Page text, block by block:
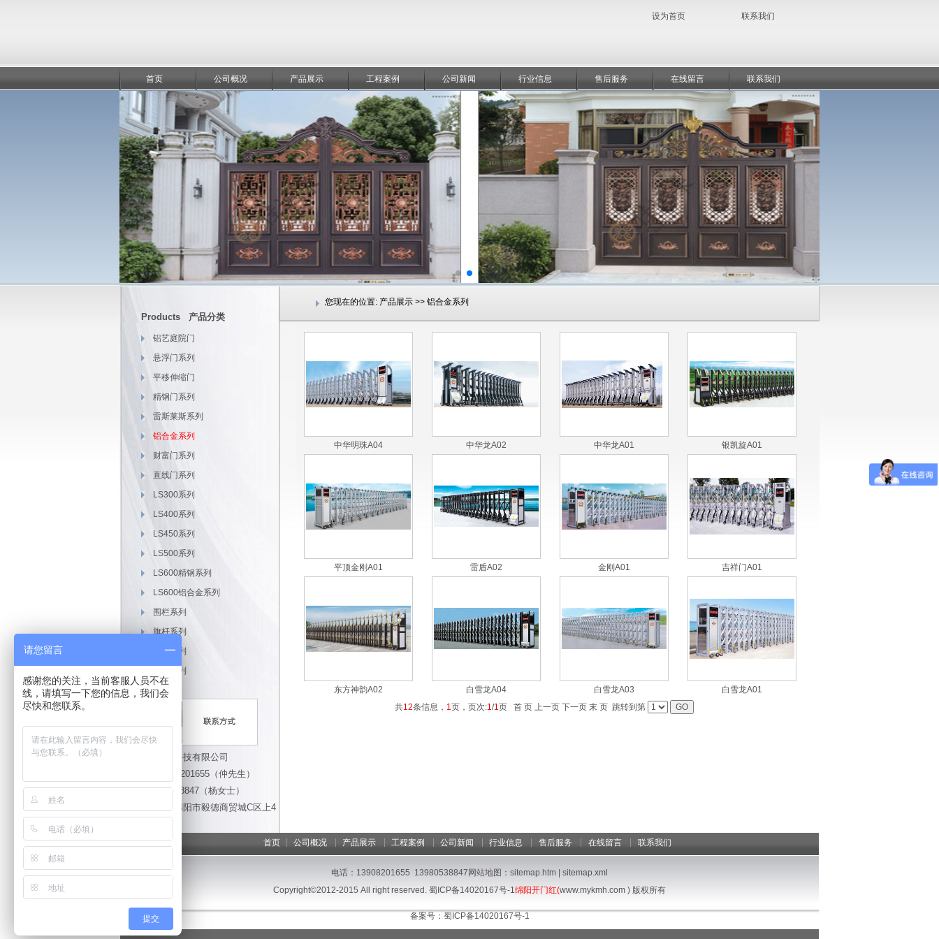
设为首页 联系我们
首页 公司概况 产品展示 工程案例 公司新闻 行业信息 售后服务 在线留言 联系我们
Products 产品分类
铝艺庭院门
悬浮门系列
平移伸缩门
精钢门系列
雷斯莱斯系列
铝合金系列
财富门系列
直线门系列
LS300系列
LS400系列
LS450系列
LS500系列
LS600精钢系列
LS600铝合金系列
围栏系列
旗杆系列
道闸系列
岗亭系列
绵阳开门红科技有限公司
手机：13908201655（仲先生）
13980538847（杨女士）
办公地址：绵阳市毅德商贸城C区上4
您现在的位置: 产品展示 >> 铝合金系列
中华明珠A04 中华龙A02 中华龙A01 银凯旋A01
平顶金刚A01 雷盾A02 金刚A01 吉祥门A01
东方神韵A02 白雪龙A04 白雪龙A03
白雪龙A01
共12条信息， 1页，页次:1/1页 首 页 上一页 下一页 末 页 跳转到第
首页 公司概况 产品展示 工程案例 公司新闻 行业信息 售后服务 在线留言 联系我们
电话：13908201655 13980538847网站地图： sitemap.htm
sitemap.xml
Copyright©2012-2015 All right reserved. 蜀ICP备14020167号-1绵阳开门红(www.mykmh.com ) 版权所有
备案号： 蜀ICP备14020167号-1
请您留言
感谢您的关注，当前客服人员不在
线，请填写一下您的信息，我们会
尽快和您联系。
提交